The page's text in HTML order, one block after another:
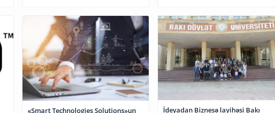
«Smart Technologies Solutions»un İdeyadan Biznesə layihəsi Bakı